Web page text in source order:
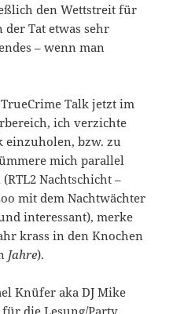
den Wettstreit für
der Tat etwas sehr
– wenn man
Talk jetzt im
ich verzichte
einzuholen, bzw. zu
mich parallel
Nachtschicht –
mit dem Nachtwächter
interessant), merke
krass in den Knochen
Jahre).
Knüfer aka DJ Mike